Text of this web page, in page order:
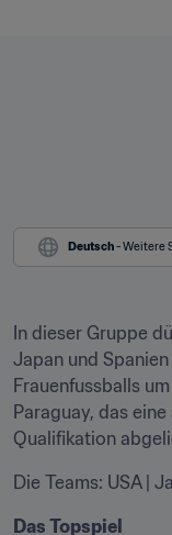
Deutsch - Weitere
In dieser Gruppe
Japan und
Frauenfussballs
Paraguay, das
Qualifikation
Die Teams: USA |
Das Topspiel